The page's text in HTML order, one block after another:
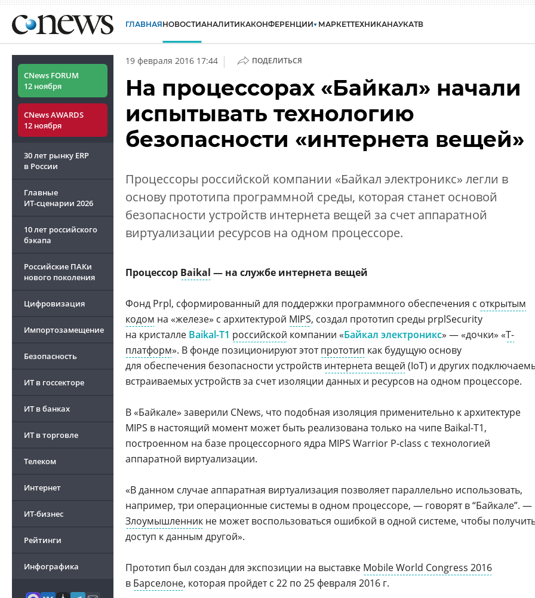
ГЛАВНАЯНОВОСТИАНАЛИТИКАКОНФЕРЕНЦИИ МАРКЕТТЕХНИКАНАУКАТВ
CNews FORUM
12 ноября
CNews AWARDS
12 ноября
30 лет рынку ERP
в России
Главные
ИТ-сценарии 2026
10 лет российского
бэкапа
Российские ПАКи
нового поколения
Цифровизация
Импортозамещение
Безопасность
ИТ в госсекторе
ИТ в банках
ИТ в торговле
Телеком
Интернет
ИТ-бизнес
Рейтинги
Инфографика
19 февраля 2016 17:44 | ПОДЕЛИТЬСЯ
На процессорах «Байкал» начали
испытывать технологию
безопасности «интернета вещей»
Процессоры российской компании «Байкал электроникс» легли в
основу прототипа программной среды, которая станет основой
безопасности устройств интернета вещей за счет аппаратной
виртуализации ресурсов на одном процессоре.
Процессор Baikal — на службе интернета вещей
Фонд Prpl, сформированный для поддержки программного обеспечения с открытым
кодом на «железе» с архитектурой MIPS, создал прототип среды prplSecurity
на кристалле Baikal-T1 российской компании «Байкал электроникс» — «дочки» «Т-
платформ». В фонде позиционируют этотпрототип как будущую основу
для обеспечения безопасности устройств интернета вещей (IoT) и других
встраиваемых устройств за счет изоляции данных и ресурсов на одном процессоре.
В «Байкале» заверили CNews, что подобная изоляция применительно к архитектуре
MIPS в настоящий момент может быть реализована только на чипе Baikal-T1,
построенном на базе процессорного ядра MIPS Warrior P-class с технологией
аппаратной виртуализации.
«В данном случае аппаратная виртуализация позволяет параллельно использовать,
например, три операционные системы в одном процессоре, — говорят в “Байкале”. —
Злоумышленник не может воспользоваться ошибкой в одной системе, чтобы
доступ к данным другой».
Прототип был создан для экспозиции на выставке Mobile World Congress 2016
в Барселоне, которая пройдет с 22 по 25 февраля 2016 г.